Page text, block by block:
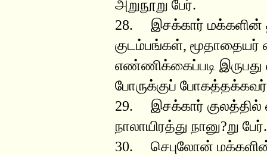
அறுநூறு பேர்.
28. இசக்கார் மக்களின்
குடம்பங்கள், மூதாதையர்
எண்ணிக்கைப்படி இருபது
போருக்குப்
29. இசக்கார்
நாலாயிரத்து நானு?று பேர்.
30. செபுலோன்